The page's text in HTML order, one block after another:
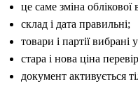
це саме зміна
склад і дата правильні;
товари і партії вибрані
стара і нова ціна
документ активується